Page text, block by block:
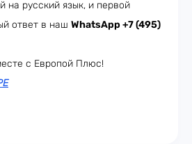
на русский язык, и первой
ответ в наш WhatsApp +7 (495)
с Европой Плюс!